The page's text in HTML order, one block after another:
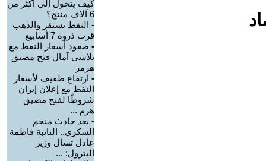
كيف يتحول إلى أكثر من
6 آلاف منتج؟
- النفط يستقر والذهب
قرب ذروة 7 أسابيع
- صعود أسعار النفط مع
تلاشي آمال فتح مضيق
هرمز
- ارتفاع طفيف لأسعار
النفط مع إعلان إيران
شروطًا لفتح مضيق
هرم ...
- بعد حادث منجم
السكري.. النائبة فاطمة
عادل تسأل وزير
البترول: ...